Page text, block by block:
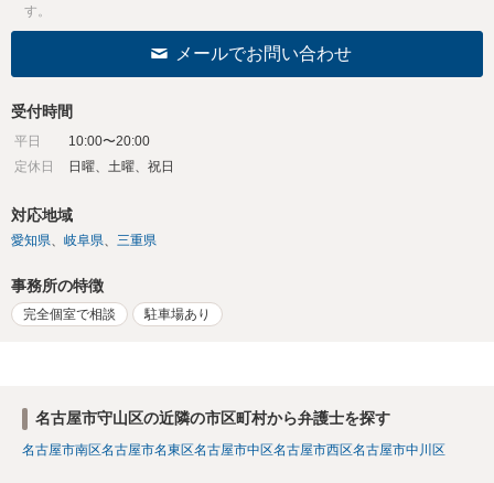
す。
メールでお問い合わせ
受付時間
平日
10:00〜20:00
定休日
日曜、土曜、祝日
対応地域
愛知県 岐阜県 三重県
事務所の特徴
完全個室で相談 駐車場あり
名古屋市守山区の近隣の市区町村から弁護士を探す
名古屋市南区名古屋市名東区名古屋市中区名古屋市西区名古屋市中川区